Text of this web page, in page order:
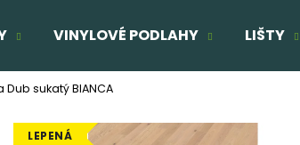
VINYLOVÉ PODLAHY LIŠTY
sukatý BIANCA
LEPENÁ
Co potřebujete najít?